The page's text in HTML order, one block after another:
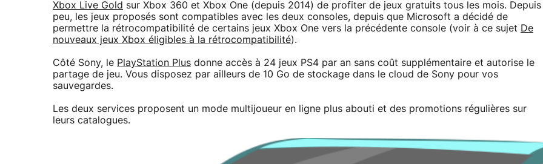
Xbox Live Gold sur Xbox 360 et Xbox One (depuis 2014) de profiter de jeux gratuits tous les mois. Depuis
peu, les jeux proposés sont compatibles avec les deux consoles, depuis que Microsoft a décidé de
permettre la rétrocompatibilité de certains jeux Xbox One vers la précédente console (voir à ce sujet De
nouveaux jeux Xbox éligibles à la rétrocompatibilité).
Côté Sony, le PlayStation Plus donne accès à 24 jeux PS4 par an sans coût supplémentaire et autorise le
partage de jeu. Vous disposez par ailleurs de 10 Go de stockage dans le cloud de Sony pour vos
sauvegardes.
Les deux services proposent un mode multijoueur en ligne plus abouti et des promotions régulières sur
leurs catalogues.